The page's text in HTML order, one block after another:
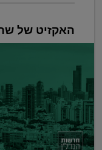
האקזיט של